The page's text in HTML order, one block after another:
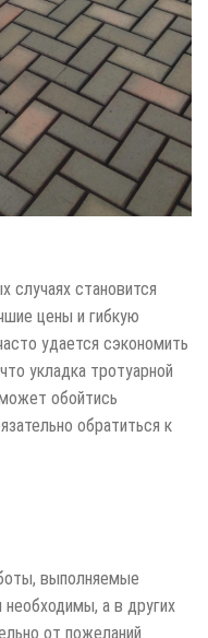
становится
цены и гибкую
удается сэкономить
укладка тротуарной
обойтись
обратиться к
выполняемые
а в других
от пожеланий